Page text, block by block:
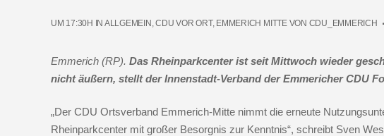
UM 17:30H IN ALLGEMEIN ,CDU VOR ORT, EMMERICH MITTE VON CDU_EMMERICH
Emmerich (RP). Das Rheinparkcenter ist seit Mittwoch wieder
nicht äußern, stellt der Innenstadt-Verband der Emmericher CDU
„Der CDU Ortsverband Emmerich-Mitte nimmt die erneute
Rheinparkcenter mit großer Besorgnis zur Kenntnis“, schreibt Sven